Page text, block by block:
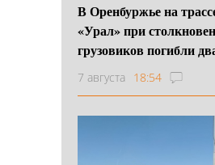
В Оренбуржье на
«Урал» при
грузовиков погибли
7 августа 18:54